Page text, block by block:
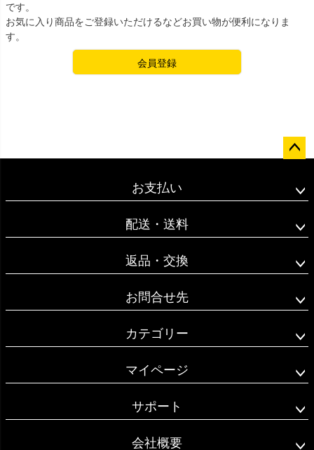
です。
お気に入り商品をご登録いただけるなどお買い物が便利になりま
す。
会員登録
ップ
お支払い
配送・送料
返品・交換
お問合せ先
カテゴリー
マイページ
サポート
会社概要